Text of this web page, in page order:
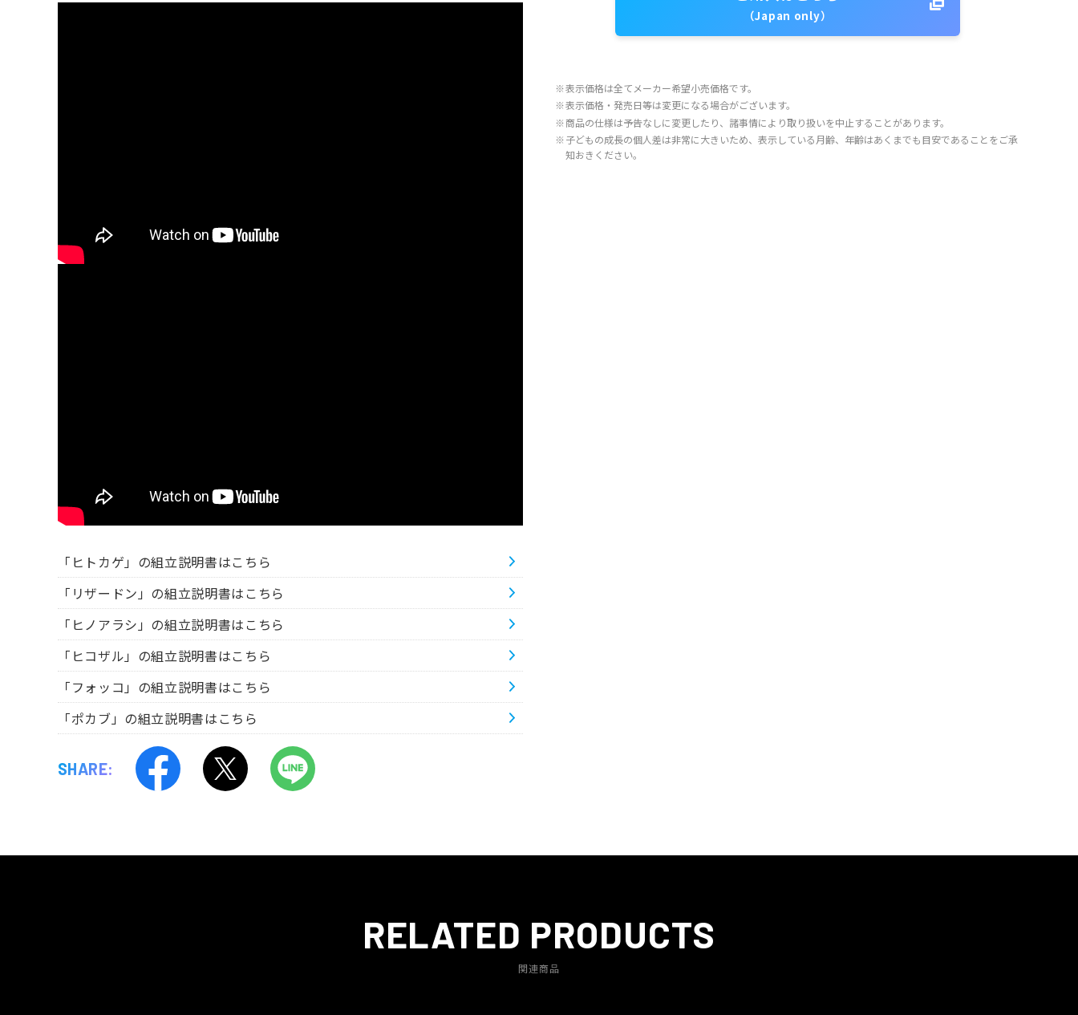
「ヒトカゲ」の組立説明書はこちら
「リザードン」の組立説明書はこちら
「ヒノアラシ」の組立説明書はこちら
「ヒコザル」の組立説明書はこちら
「フォッコ」の組立説明書はこちら
「ポカブ」の組立説明書はこちら
SHARE:
（Japan only）
※表示価格は全てメーカー希望小売価格です。
※表示価格・発売日等は変更になる場合がございます。
※商品の仕様は予告なしに変更したり、諸事情により取り扱いを中止することがあります。
※子どもの成長の個人差は非常に大きいため、表示している月齢、年齢はあくまでも目安であることをご承
知おきください。
RELATED PRODUCTS
関連商品